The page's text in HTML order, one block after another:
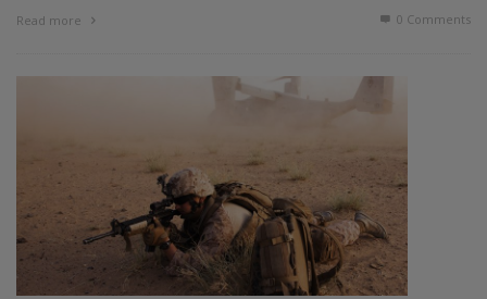
Read more 0 Comments